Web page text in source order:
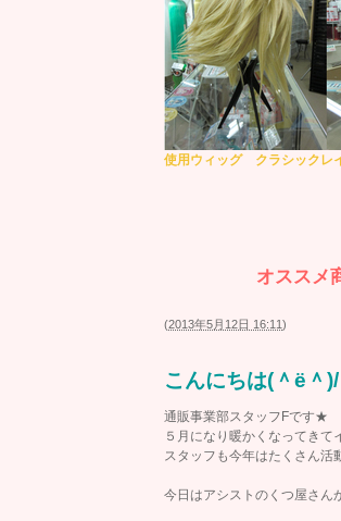
使用ウィッグ クラシック
オススメ
(2013年5月12日 16:11)
こんにちは(＾ё＾)/
通販事業部スタッフFです★
５月になり暖かくなってき
スタッフも今年はたくさん活
今日はアシストのくつ屋さん